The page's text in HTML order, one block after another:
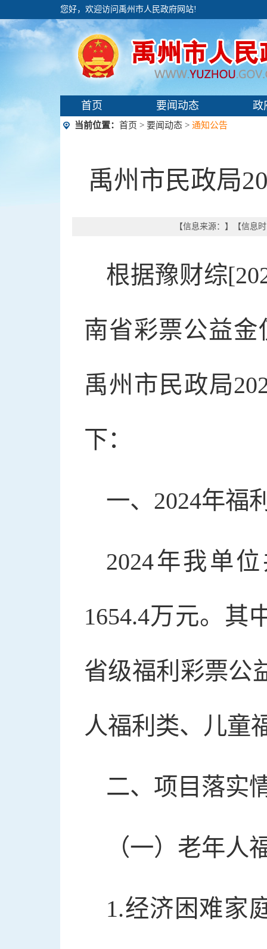
您好，欢迎访问禹州市人民政府网站!
首页 要闻动态 政
当前位置： 首页 > 要闻动态 > 通知公告
禹州市民政局
【信息来源： 】【信息
根据豫财综
南省彩票公益
禹州市民政局
下：
一、2024年福
2024年我单
1654.4万元。其
省级福利彩票公
人福利类、儿童
二、项目落实
（一）老年人
1.经济困难家